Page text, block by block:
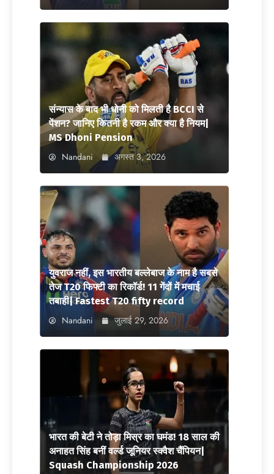
संन्यास के बाद भी धोनी को मिलती है BCCI से
पेंशन? जानिए कितनी है रकम और क्या है नियम|
MS Dhoni Pension
Nandani अगस्त 3, 2026
युवराज नहीं, इस भारतीय बल्लेबाज के नाम है सबसे
तेज T20 फिफ्टी का रिकॉर्ड! 11 गेंदों में मचाई
तबाही| Fastest T20 fifty record
Nandani जुलाई 29, 2026
भारत की बेटी ने तोड़ा मिस्र का घमंड! 18 साल की
अनाहत सिंह बनीं वर्ल्ड जूनियर स्क्वैश चैंपियन|
Squash Championship 2026